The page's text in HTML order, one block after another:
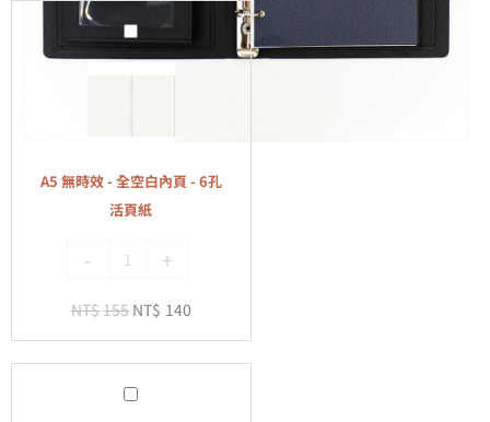
A5
無
時
全
空
內
-
6
活
A5 無時效 - 全空白內頁 - 6孔
活頁紙
- +
NT$155 NT$ 140
A5